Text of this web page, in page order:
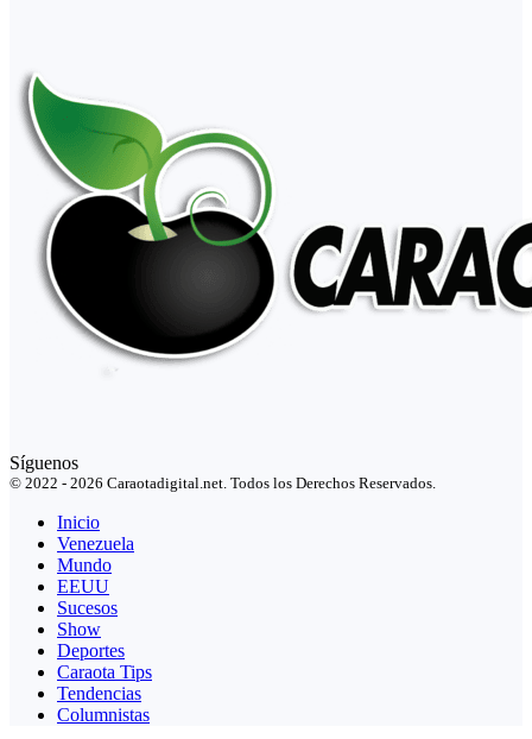
Síguenos
© 2022 - 2026 Caraotadigital.net. Todos los Derechos Reservados.
Inicio
Venezuela
Mundo
EEUU
Sucesos
Show
Deportes
Caraota Tips
Tendencias
Columnistas